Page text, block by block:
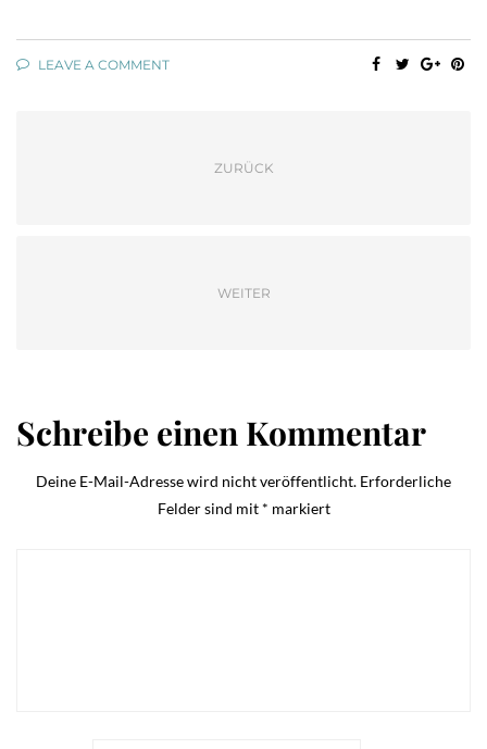
LEAVE A COMMENT
ZURÜCK
WEITER
Schreibe einen Kommentar
Deine E-Mail-Adresse wird nicht veröffentlicht. Erforderliche
Felder sind mit * markiert